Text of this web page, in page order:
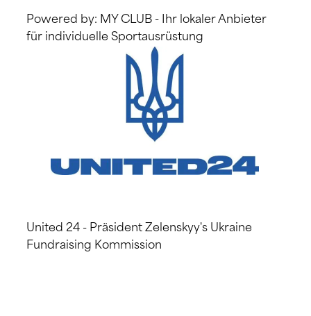
Powered by: MY CLUB - Ihr lokaler Anbieter
für individuelle Sportausrüstung
United 24 - Präsident Zelenskyy's Ukraine
Fundraising Kommission